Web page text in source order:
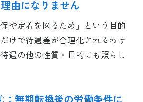
由になりません
保や定着を図るため」という目的
けで待遇差が合理化されるわけ
遇の他の性質・目的にも照らし